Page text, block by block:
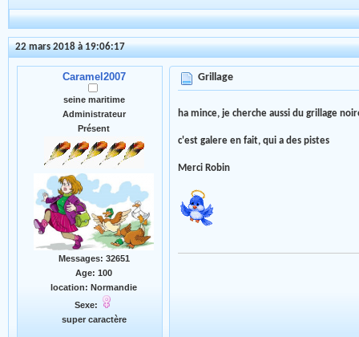
22 mars 2018 à 19:06:17
Caramel2007
seine maritime
Administrateur
Présent
Messages: 32651
Age: 100
location: Normandie
Sexe:
super caractère
Grillage
ha mince, je cherche aussi du grillage
c'est galere en fait, qui a des pistes
Merci Robin